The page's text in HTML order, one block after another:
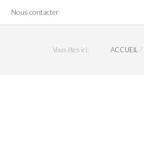
Nous contacter
Vous êtes ici: ACCUEIL /